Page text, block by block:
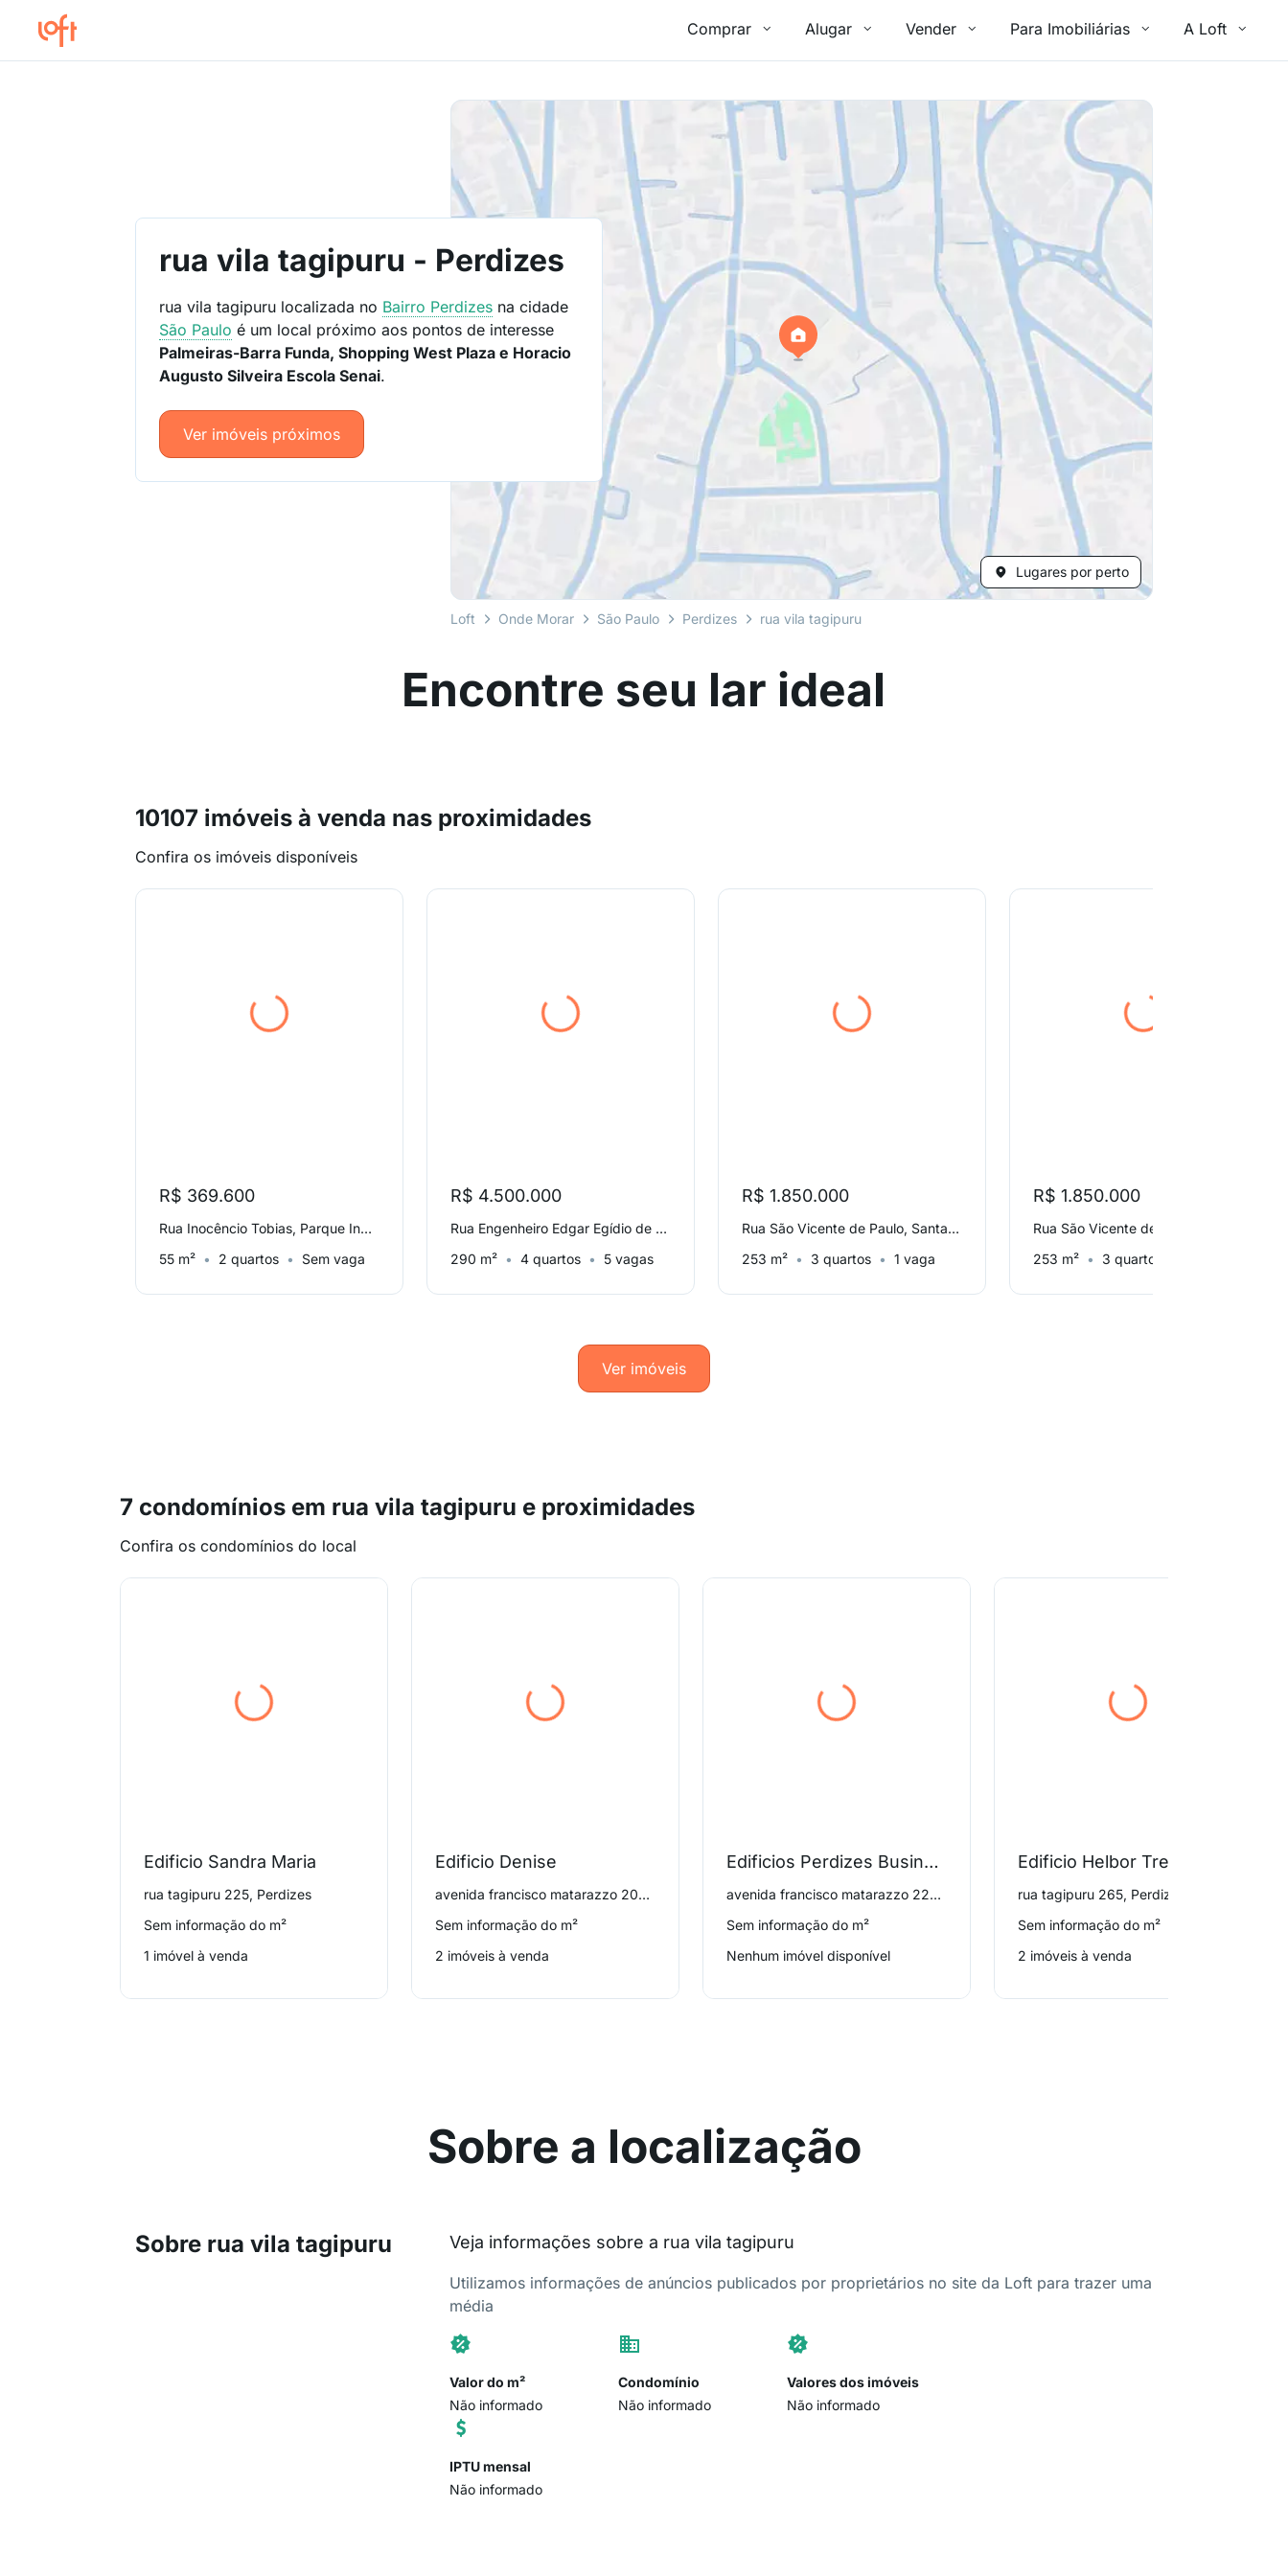
Comprar Alugar Vender Para Imobiliárias A Loft
Lugares por perto
Loft Onde Morar São Paulo Perdizes rua vila tagipuru
rua vila tagipuru - Perdizes
rua vila tagipuru localizada no Bairro Perdizes na cidade
São Paulo é um local próximo aos pontos de interesse
Palmeiras-Barra Funda, Shopping West Plaza e Horacio
Augusto Silveira Escola Senai.
Ver imóveis próximos
Encontre seu lar ideal
10107 imóveis à venda nas proximidades
Confira os imóveis disponíveis
R$ 369.600
Rua Inocêncio Tobias, Parque Industrial Tomas Edson
55 m²
2 quartos Sem vaga
R$ 4.500.000
Rua Engenheiro Edgar Egídio de Sousa, Santa Cecília
290 m²
4 quartos 5 vagas
R$ 1.850.000
Rua São Vicente de Paulo, Santa Cecília
253 m²
3 quartos 1 vaga
R$ 1.850.000
253 m²
3 quartos
Ver imóveis
7 condomínios em rua vila tagipuru e proximidades
Confira os condomínios do local
Edificio Sandra Maria
rua tagipuru 225, Perdizes
Sem informação do m²
1 imóvel à venda
Edificio Denise
avenida francisco matarazzo 206, Perdizes
Sem informação do m²
2 imóveis à venda
Edificios Perdizes Business Center e Villaggio Di Castelabatte
avenida francisco matarazzo 229, Perdizes
Sem informação do m²
Nenhum imóvel disponível
rua tagipuru 265, Perdizes
Sem informação do m²
2 imóveis à venda
Sobre a localização
Sobre rua vila tagipuru Veja informações sobre a rua vila tagipuru
Utilizamos informações de anúncios publicados por proprietários no site da Loft para trazer uma
média
Valor do m²
Não informado
Condomínio
Não informado
Valores dos imóveis
Não informado
IPTU mensal
Não informado